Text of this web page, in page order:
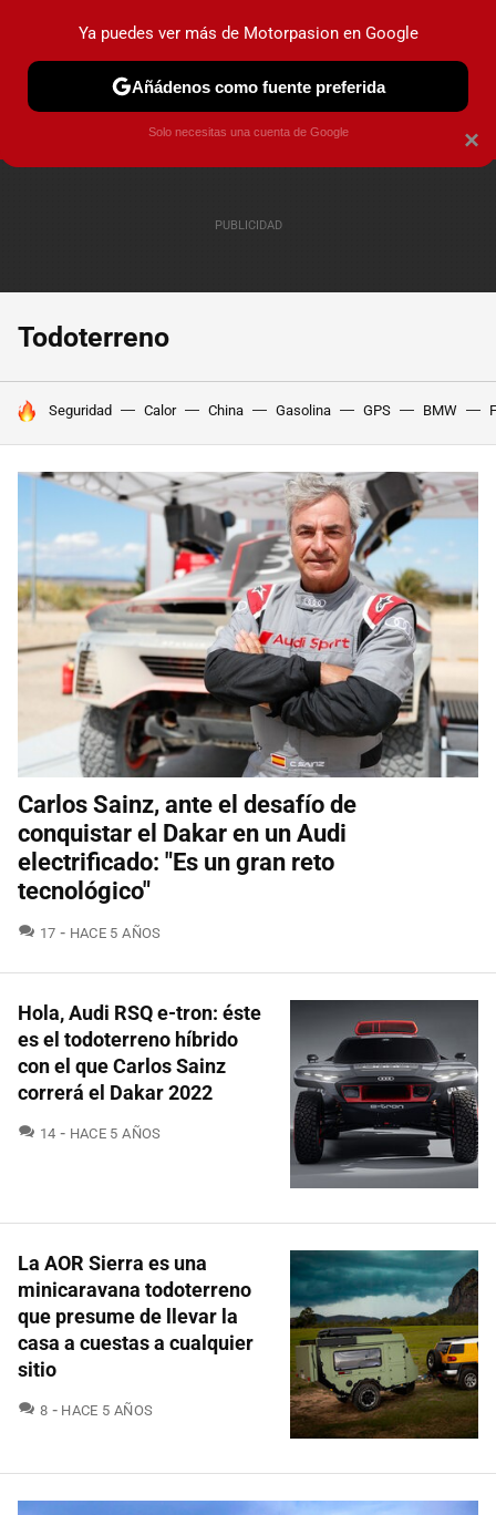
PRUEBAS COCHES ELÉCTRICOS OBSERVATORIO
Todoterreno
HOY SE HABLA DE
Seguridad Calor China Gasolina GPS BMW
Carlos Sainz, ante el desafío de
conquistar el Dakar en un Audi
electrificado: "Es un gran reto
tecnológico"
17 COMENTARIOS
HACE 5 AÑOS
Hola, Audi RSQ e-tron: éste
es el todoterreno híbrido
con el que Carlos Sainz
correrá el Dakar 2022
14 COMENTARIOS
HACE 5 AÑOS
La AOR Sierra es una
minicaravana todoterreno
que presume de llevar la
casa a cuestas a cualquier
sitio
8 COMENTARIOS
HACE 5 AÑOS
×
Ya puedes ver más de Motorpasion en Google
Añádenos como fuente preferida
Solo necesitas una cuenta de Google